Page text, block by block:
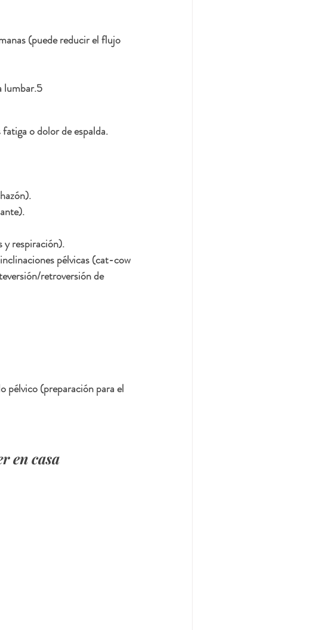
(puede reducir el flujo
lumbar.5
o dolor de espalda.
y respiración).
pélvicas (cat-cow
retroversión de
pélvico (preparación para el
en casa